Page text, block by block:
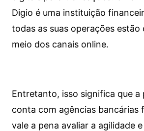
Digio é uma instituição
todas as suas operações estão
meio dos canais online.
Entretanto, isso significa que a
conta com agências bancárias
vale a pena avaliar a agilidade